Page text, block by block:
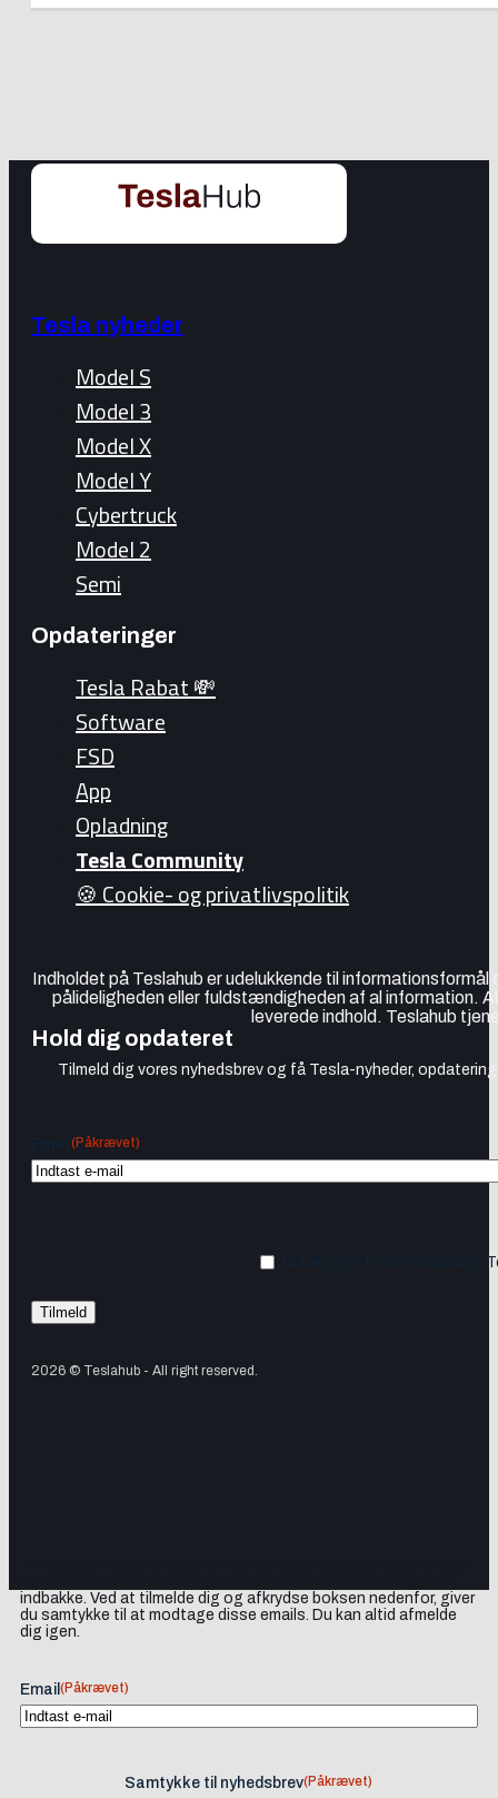
Tesla nyheder
Model S
Model 3
Model X
Model Y
Cybertruck
Model 2
Semi
Opdateringer
Tesla Rabat 💸
Software
FSD
App
Opladning
Tesla Community
🍪 Cookie- og privatlivspolitik
Indholdet på Teslahub er udelukkende til
pålideligheden eller fuldstændigheden af al information.
leverede indhold. Teslahub
Hold dig opdateret
Tilmeld dig vores nyhedsbrev og få Tesla-nyheder,
(Påkrævet)
Ja tak, jeg vil gerne modtage
2026 © Teslahub - All right reserved.
indbakke. Ved at tilmelde dig og afkrydse boksen nedenfor, giver
du samtykke til at modtage disse emails. Du kan altid afmelde
dig igen.
Email (Påkrævet)
Samtykke til nyhedsbrev(Påkrævet)